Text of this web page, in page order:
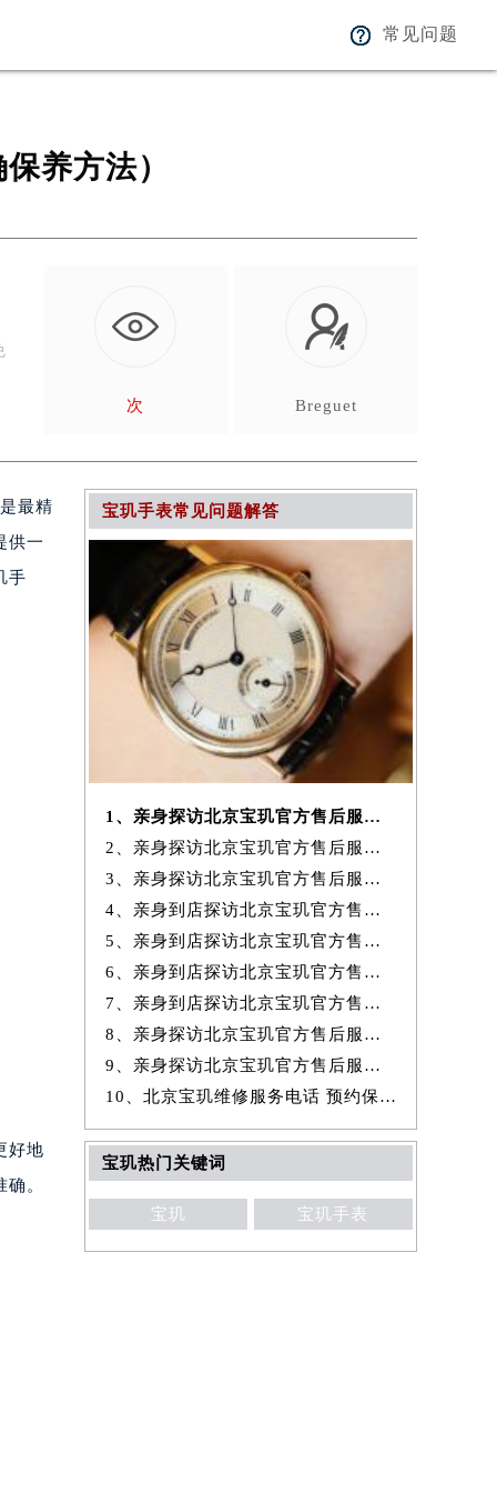
常见问题
养方法）
次
Breguet
最精
供一
手
好地
。
宝玑手表常见问题解答
1、亲身探访北京宝玑官方售后服务中心｜网点地址及服务热线（2026年7月
2、亲身探访北京宝玑官方售后服务中心｜电话和完整地址（2026年7月最新）
3、亲身探访北京宝玑官方售后服务中心｜地址与24小时客服电话（2026年7
4、亲身到店探访北京宝玑官方售后服务中心｜完整网点地址与热线（2026年
5、亲身到店探访北京宝玑官方售后服务中心｜网点地址与客服电话（2026年
6、亲身到店探访北京宝玑官方售后服务中心｜最新官方热线和24小时维修
7、亲身到店探访北京宝玑官方售后服务中心｜全新地址与官方电话（2026年
8、亲身探访北京宝玑官方售后服务中心｜官方热线与门店地址（2026年7月
9、亲身探访北京宝玑官方售后服务中心｜详细网点地址与售后服务电话（20
10、北京宝玑维修服务电话 预约保养售后服务中心权威公示（2026年7月最
宝玑热门关键词
宝玑 宝玑手表